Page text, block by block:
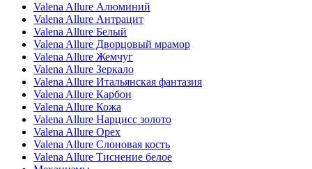
Valena Allure Алюминий
Valena Allure Антрацит
Valena Allure Белый
Valena Allure Дворцовый мрамор
Valena Allure Жемчуг
Valena Allure Зеркало
Valena Allure Итальянская фантазия
Valena Allure Карбон
Valena Allure Кожа
Valena Allure Нарцисс золото
Valena Allure Орех
Valena Allure Слоновая кость
Valena Allure Тиснение белое